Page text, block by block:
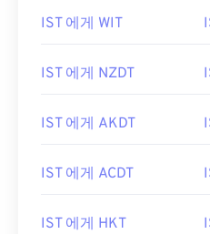
IST 에게 WIT
IST 에게 NZDT
IST 에게 AKDT
IST 에게 ACDT
IST 에게 HKT